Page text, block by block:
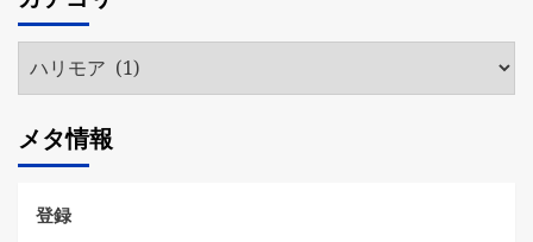
ブ
リ
ー
メタ情報
登録